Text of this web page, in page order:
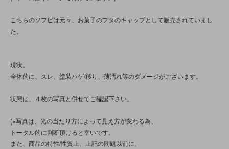
こちらのソフビは元々、お菓子のフタのキャップとして販売されていまし
た。
現状。
全体的に、スレ、塗装ハゲ/移り、薄汚れ等のダメージがございます。
状態は、４枚の写真と併せてご確認下さい。
(※写真は、光の当たり方によって見え方が変わる為、
トータル的に判断頂けると幸いです。
また、商品の特性/性質上、上記の問題以前に、